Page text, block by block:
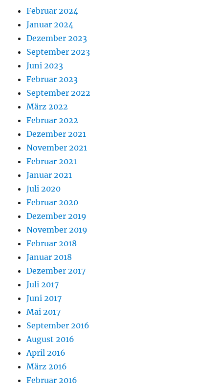
Februar 2024
Januar 2024
Dezember 2023
September 2023
Juni 2023
Februar 2023
September 2022
März 2022
Februar 2022
Dezember 2021
November 2021
Februar 2021
Januar 2021
Juli 2020
Februar 2020
Dezember 2019
November 2019
Februar 2018
Januar 2018
Dezember 2017
Juli 2017
Juni 2017
Mai 2017
September 2016
August 2016
April 2016
März 2016
Februar 2016